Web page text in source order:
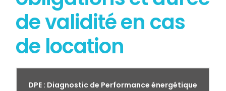
de validité en cas
de location
DPE : Diagnostic de Performance énergétique